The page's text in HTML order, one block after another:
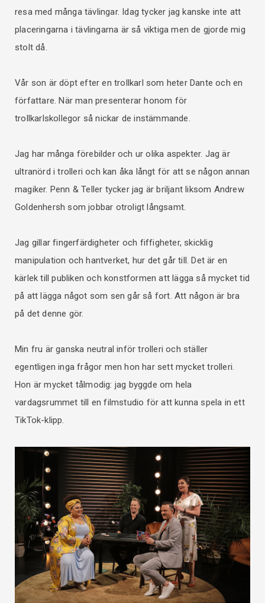
resa med många tävlingar. Idag tycker jag kanske inte att
placeringarna i tävlingarna är så viktiga men de gjorde mig
stolt då.
Vår son är döpt efter en trollkarl som heter Dante och en
författare. När man presenterar honom för
trollkarlskollegor så nickar de instämmande.
Jag har många förebilder och ur olika aspekter. Jag är
ultranörd i trolleri och kan åka långt för att se någon annan
magiker. Penn & Teller tycker jag är briljant liksom Andrew
Goldenhersh som jobbar otroligt långsamt.
Jag gillar fingerfärdigheter och fiffigheter, skicklig
manipulation och hantverket, hur det går till. Det är en
kärlek till publiken och konstformen att lägga så mycket tid
på att lägga något som sen går så fort. Att någon är bra
på det denne gör.
Min fru är ganska neutral inför trolleri och ställer
egentligen inga frågor men hon har sett mycket trolleri.
Hon är mycket tålmodig: jag byggde om hela
vardagsrummet till en filmstudio för att kunna spela in ett
TikTok-klipp.